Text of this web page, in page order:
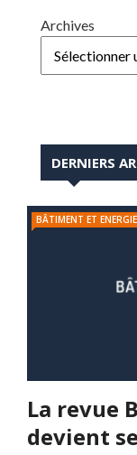
Archives
DERNIERS
BÂTIMENT ET ENERGIE
La revue
devient